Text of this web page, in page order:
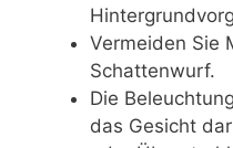
Vermeiden Sie
Schattenwurf.
Die
das Gesicht